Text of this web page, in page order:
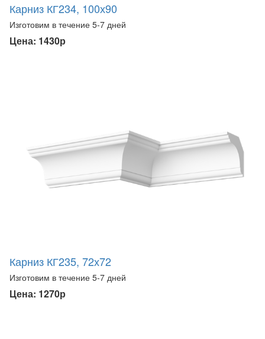
Карниз КГ234, 100х90
Изготовим в течение 5-7 дней
Цена: 1430р
Карниз КГ235, 72х72
Изготовим в течение 5-7 дней
Цена: 1270р